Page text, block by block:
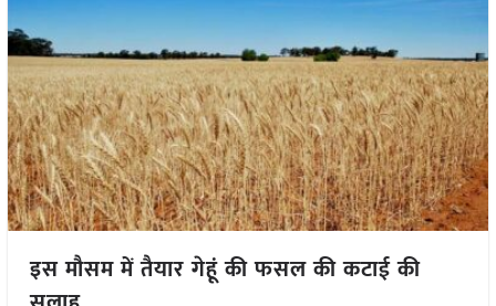
इस मौसम में तैयार गेहूं की फसल की कटाई की